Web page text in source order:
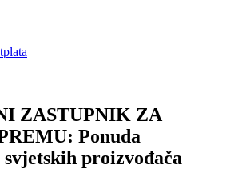
ZASTUPNIK ZA
Ponuda
proizvođača